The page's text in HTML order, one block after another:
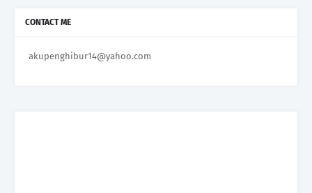
CONTACT ME
akupenghibur14@yahoo.com